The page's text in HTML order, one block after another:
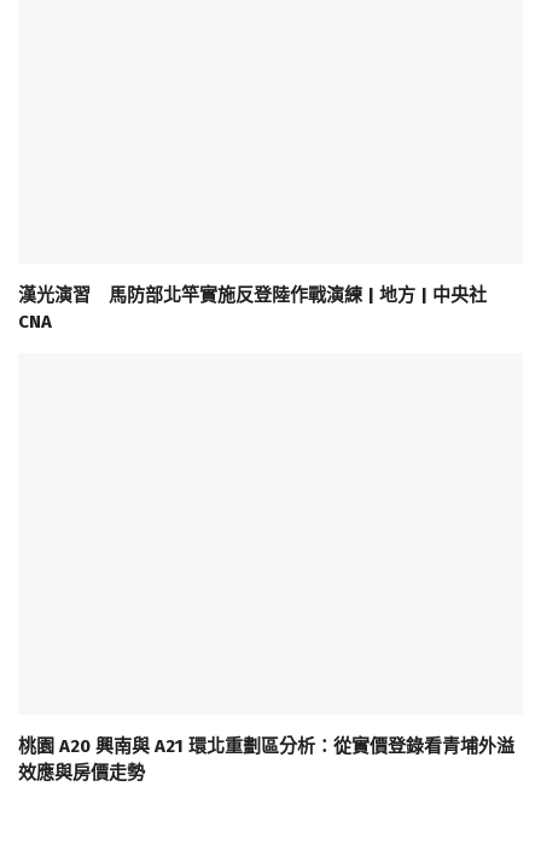
漢光演習 馬防部北竿實施反登陸作戰演練 | 地方 | 中央社
CNA
桃園 A20 興南與 A21 環北重劃區分析：從實價登錄看青埔外溢
效應與房價走勢